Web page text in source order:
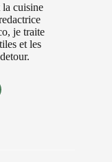
la cuisine
je traite
et les